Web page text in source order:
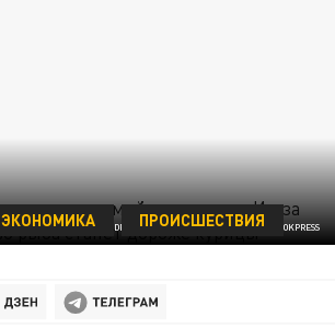
ANDREY TURUSOV/RUSSIAN LOOK/GLOBALLOOKPRESS
ЭКОНОМИКА ПРОИСШЕСТВИЯ